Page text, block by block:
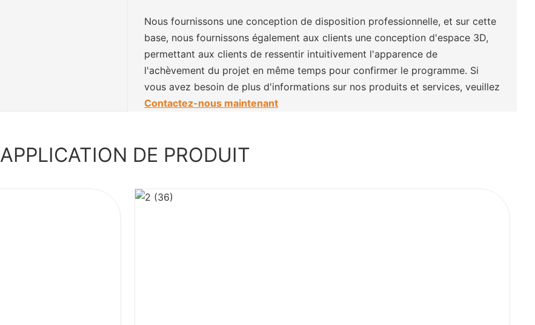
Nous fournissons une conception de disposition professionnelle, et sur cette
base, nous fournissons également aux clients une conception d'espace 3D,
permettant aux clients de ressentir intuitivement l'apparence de
l'achèvement du projet en même temps pour confirmer le programme. Si
vous avez besoin de plus d'informations sur nos produits et services, veuillez
Contactez-nous maintenant
APPLICATION DE PRODUIT